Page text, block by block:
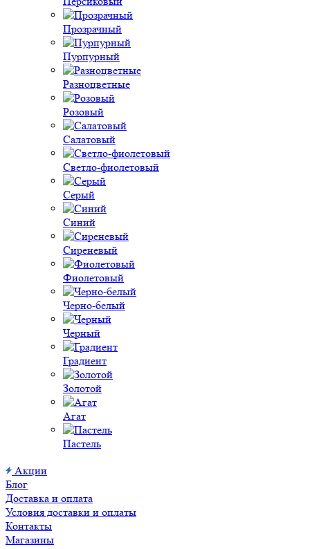
Прозрачный
Пурпурный
Разноцветные
Розовый
Салатовый
Светло-фиолетовый
Серый
Синий
Сиреневый
Фиолетовый
Черно-белый
Черный
Градиент
Золотой
Агат
Пастель
Акции
Блог
Доставка и оплата
Условия доставки и оплаты
Контакты
Магазины